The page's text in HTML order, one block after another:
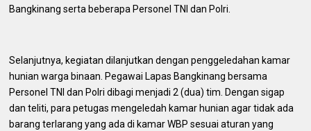
Bangkinang serta beberapa Personel TNI dan Polri.
Selanjutnya, kegiatan dilanjutkan dengan penggeledahan kamar
hunian warga binaan. Pegawai Lapas Bangkinang bersama
Personel TNI dan Polri dibagi menjadi 2 (dua) tim. Dengan sigap
dan teliti, para petugas mengeledah kamar hunian agar tidak ada
barang terlarang yang ada di kamar WBP sesuai aturan yang